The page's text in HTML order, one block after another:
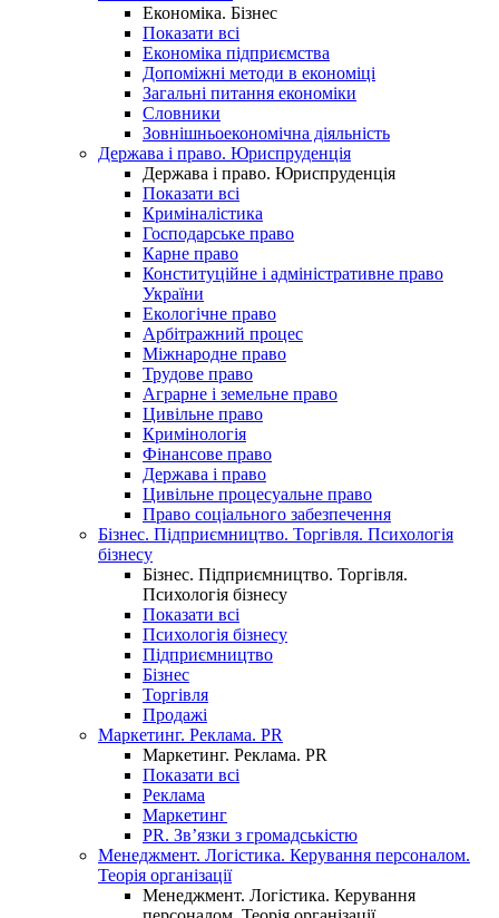
Економіка. Бізнес
Показати всі
Економіка підприємства
Допоміжні методи в економіці
Загальні питання економіки
Словники
Зовнішньоекономічна діяльність
Держава і право. Юриспруденція
Держава і право. Юриспруденція
Показати всі
Криміналістика
Господарське право
Карне право
Конституційне і адміністративне право
України
Екологічне право
Арбітражний процес
Міжнародне право
Трудове право
Аграрне і земельне право
Цивільне право
Кримінологія
Фінансове право
Держава і право
Цивільне процесуальне право
Право соціального забезпечення
Бізнес. Підприємництво. Торгівля. Психологія
бізнесу
Бізнес. Підприємництво. Торгівля.
Психологія бізнесу
Показати всі
Психологія бізнесу
Підприємництво
Бізнес
Торгівля
Продажі
Маркетинг. Реклама. PR
Маркетинг. Реклама. PR
Показати всі
Реклама
Маркетинг
PR. Зв’язки з громадськістю
Менеджмент. Логістика. Керування персоналом.
Теорія організації
Менеджмент. Логістика. Керування